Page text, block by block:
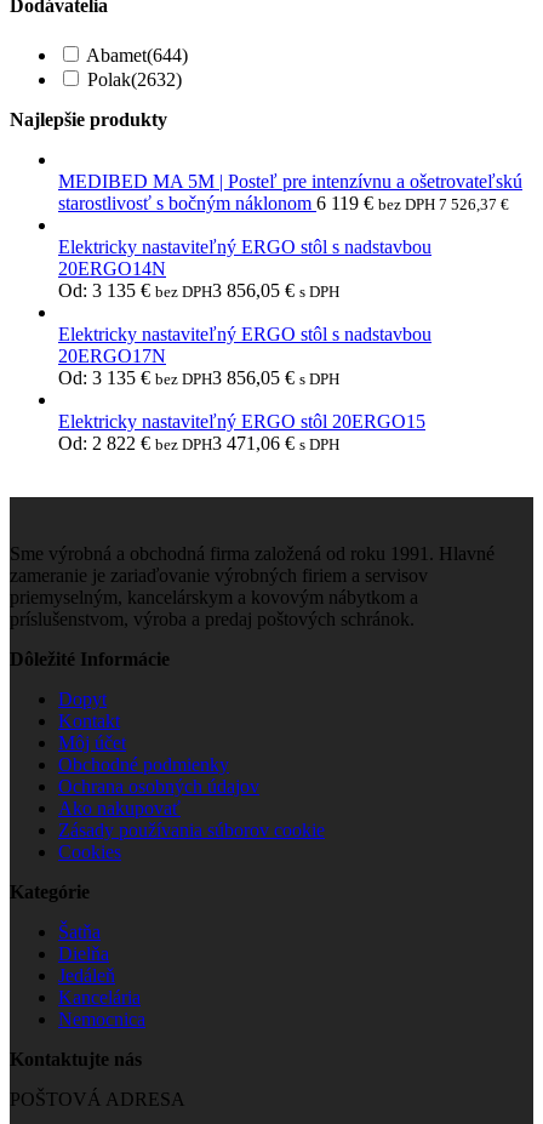
Dodávatelia
Abamet(644)
Polak(2632)
Najlepšie produkty
MEDIBED MA 5M | Posteľ pre intenzívnu a ošetrovateľskú
starostlivosť s bočným náklonom 6 119 € bez DPH 7 526,37 €
Elektricky nastaviteľný ERGO stôl s nadstavbou
20ERGO14N
Od: 3 135 € bez DPH3 856,05 € s DPH
Elektricky nastaviteľný ERGO stôl s nadstavbou
20ERGO17N
Od: 3 135 € bez DPH3 856,05 € s DPH
Elektricky nastaviteľný ERGO stôl 20ERGO15
Od: 2 822 € bez DPH3 471,06 € s DPH
Sme výrobná a obchodná firma založená od roku 1991. Hlavné
zameranie je zariaďovanie výrobných firiem a servisov
priemyselným, kancelárskym a kovovým nábytkom a
príslušenstvom, výroba a predaj poštových schránok.
Dôležité Informácie
Dopyt
Kontakt
Môj účet
Obchodné podmienky
Ochrana osobných údajov
Ako nakupovať
Zásady používania súborov cookie
Cookies
Kategórie
Šatňa
Dielňa
Jedáleň
Kancelária
Nemocnica
Kontaktujte nás
POŠTOVÁ ADRESA